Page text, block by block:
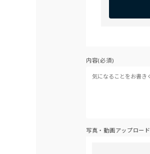
内容(必須)
写真・動画アップロード